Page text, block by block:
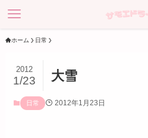
ホーム 日常
大雪
2012
1/23
日常 2012年1月23日